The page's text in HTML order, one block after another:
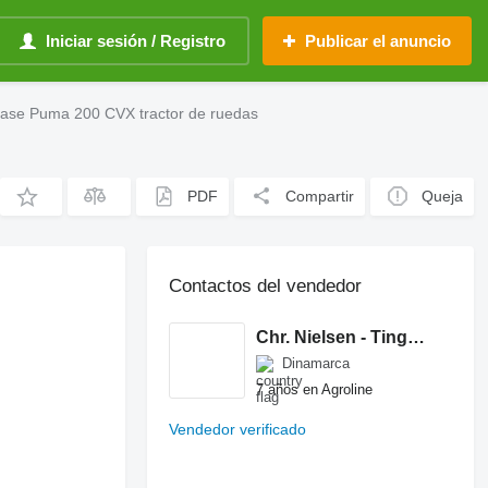
Iniciar sesión / Registro Publicar el anuncio
Puma 200 CVX tractor de ruedas
PDF Compartir Queja
Contactos del vendedor
Chr. Nielsen - Tingheden A/S
Dinamarca
7 años en Agroline
Vendedor verificado